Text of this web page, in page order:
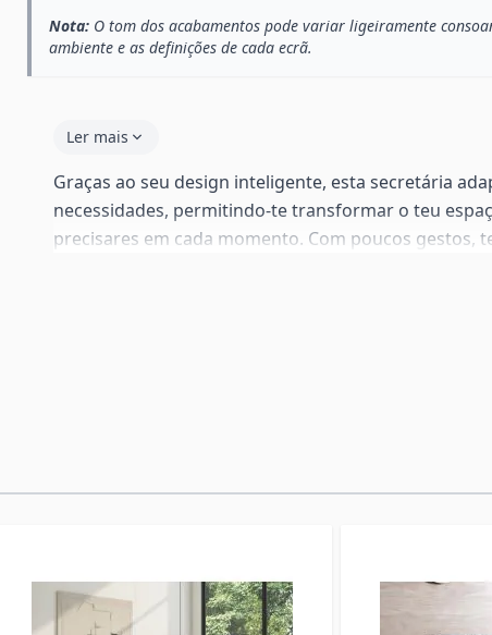
Nota: O tom dos acabamentos pode variar ligeiramente
ambiente e as definições de cada ecrã.
Ler mais
Graças ao seu design inteligente, esta secretária
necessidades, permitindo-te transformar o teu
precisares em cada momento. Com poucos gestos,